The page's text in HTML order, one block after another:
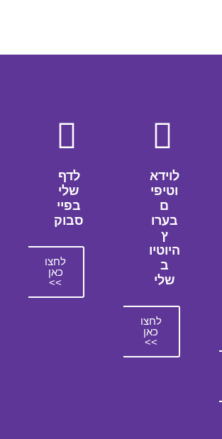
לוידא
וטיפי
ם
בערו
ץ
היוטיו
ב
שלי
לחצו
כאן
>>
לדף
שלי
בפיי
סבוק
לחצו
כאן
>>